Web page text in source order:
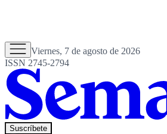
Viernes, 7 de agosto de 2026
ISSN 2745-2794
Suscríbete